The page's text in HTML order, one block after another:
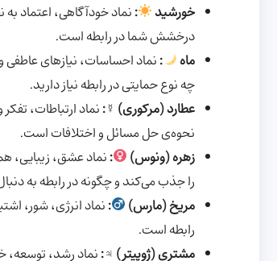
خورشید
:نماد خودآگاهی، اعتماد
درخشش شما در رابطه است.
ماه
:نماد احساسات، نیازهای
چه نوع حمایتی در رابطه نیاز دارید.
عطارد (مرکوری) ☿️:نماد ارتباطات،
نحوه‌ی حل مسائل و اختلافات است.
زهره (ونوس)
:نماد عشق،
را جذب می‌کند و چگونه در رابطه به
مریخ (مارس)
:نماد انرژی، شور،
رابطه است.
مشتری (ژوپیتر) ♃:نماد رشد،